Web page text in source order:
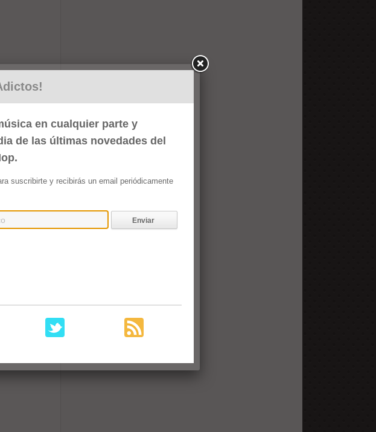
en cualquier parte y
de las últimas novedades del
suscribirte y recibirás un email periódicamente
Enviar